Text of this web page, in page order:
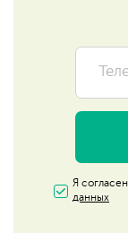
Я
данных